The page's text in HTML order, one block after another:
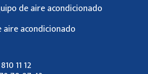
de aire acondicionado
acondicionado
11 12